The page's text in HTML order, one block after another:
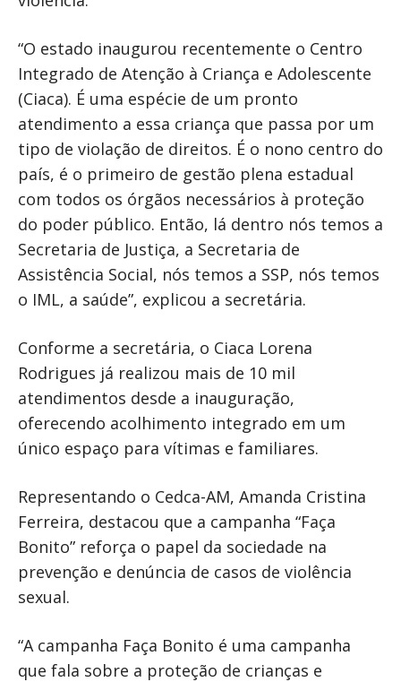
“O estado inaugurou recentemente o Centro
Integrado de Atenção à Criança e Adolescente
(Ciaca). É uma espécie de um pronto
atendimento a essa criança que passa por um
tipo de violação de direitos. É o nono centro do
país, é o primeiro de gestão plena estadual
com todos os órgãos necessários à proteção
do poder público. Então, lá dentro nós temos a
Secretaria de Justiça, a Secretaria de
Assistência Social, nós temos a SSP, nós temos
o IML, a saúde”, explicou a secretária.
Conforme a secretária, o Ciaca Lorena
Rodrigues já realizou mais de 10 mil
atendimentos desde a inauguração,
oferecendo acolhimento integrado em um
único espaço para vítimas e familiares.
Representando o Cedca-AM, Amanda Cristina
Ferreira, destacou que a campanha “Faça
Bonito” reforça o papel da sociedade na
prevenção e denúncia de casos de violência
sexual.
“A campanha Faça Bonito é uma campanha
que fala sobre a proteção de crianças e